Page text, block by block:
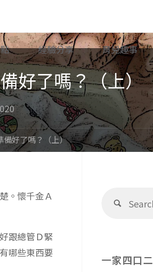
經驗分享 育兒趣事
好了嗎？（上）
備好了嗎？（上）
。懷千金Ａ
跟總管Ｄ緊
哪些東西要
Search
一家四口